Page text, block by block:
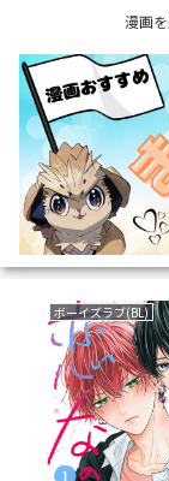
漫画
ボーイズラブ(BL)